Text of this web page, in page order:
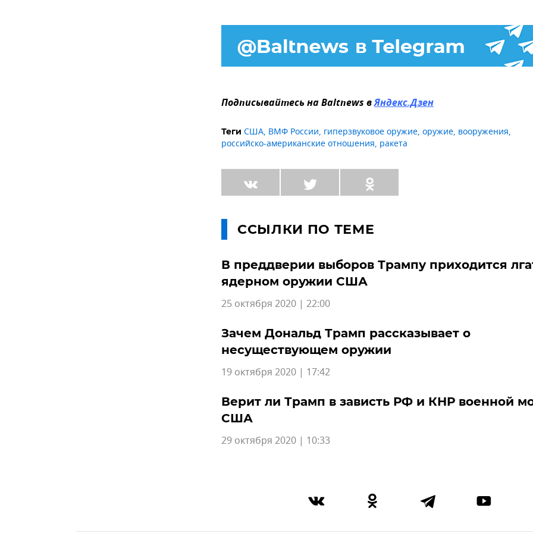
Подписывайтесь на Baltnews вЯндекс.Дзен
Теги США, ВМФ России, гиперзвуковое оружие, оружие, вооружения,
российско-американские отношения, ракета
ССЫЛКИ ПО ТЕМЕ
В преддверии выборов Трампу приходится
ядерном оружии США
25 октября 2020 | 22:00
Зачем Дональд Трамп рассказывает о
несуществующем оружии
19 октября 2020 | 17:42
Верит ли Трамп в зависть РФ и КНР военной
США
29 октября 2020 | 10:33